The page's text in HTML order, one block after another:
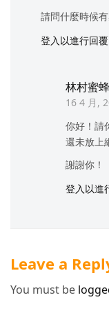
請問什麼時候
登入以進行回覆
林村蜜
16 4 月,
你好！請
還未放上
謝謝你！
登入以進
Leave a
You must be